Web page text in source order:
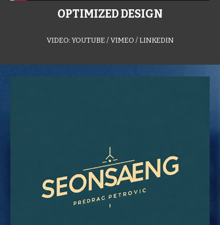
OPTIMIZED DESIGN
VIDEO: YOUTUBE / VIMEO / LINKEDIN